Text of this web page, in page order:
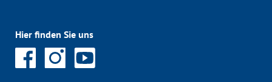
Hier finden Sie uns